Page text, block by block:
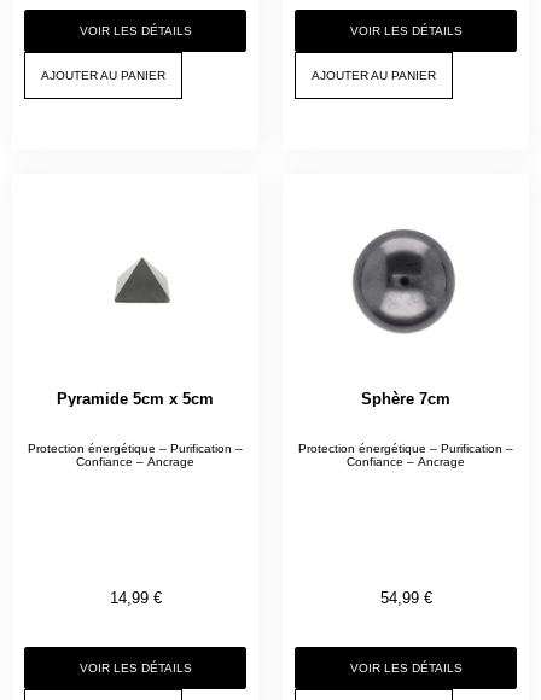
VOIR LES DÉTAILS
AJOUTER AU PANIER
VOIR LES DÉTAILS
AJOUTER AU PANIER
Pyramide 5cm x 5cm
Protection énergétique – Purification –
Confiance – Ancrage
14,99 €
VOIR LES DÉTAILS
Sphère 7cm
Protection énergétique – Purification –
Confiance – Ancrage
54,99 €
VOIR LES DÉTAILS